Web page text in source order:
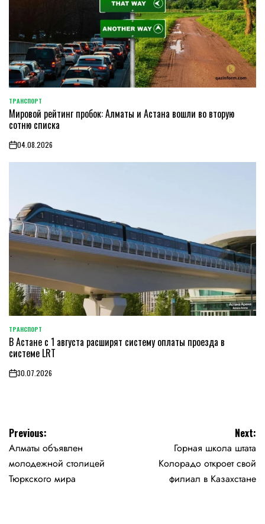
POSTED
IN
ТРАНСПОРТ
Мировой рейтинг пробок: Алматы и Астана вошли во вторую
сотню списка
on04.08.2026
POSTED
IN
ТРАНСПОРТ
В Астане с 1 августа расширят систему оплаты проезда в
системе LRT
on30.07.2026
Навигация
по
записям
Previous:
Алматы объявлен
молодежной столицей
Тюркского мира
Next:
Горная школа штата
Колорадо откроет свой
филиал в Казахстане